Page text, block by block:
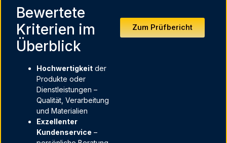
Bewertete
Kriterien im
Überblick
Hochwertigkeit der
Produkte oder
Dienstleistungen –
Qualität, Verarbeitung
und Materialien
Exzellenter
Kundenservice –
Zum Prüfbericht